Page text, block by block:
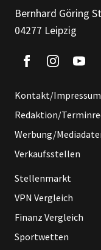
Bernhard Göring
04277 Leipzig
Kontakt/Impressum
Redaktion/
Werbung/
Verkaufsstellen
Stellenmarkt
VPN Vergleich
Finanz Vergleich
Sportwetten